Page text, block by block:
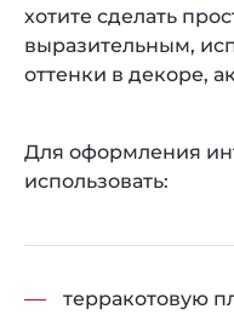
хотите сделать
выразительным,
оттенки в декоре,
Для оформления
использовать:
терракотовую